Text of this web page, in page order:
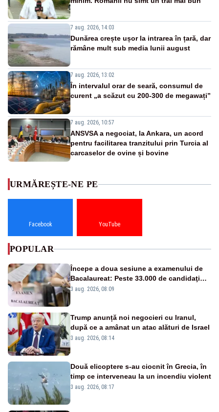
7 aug. 2026, 14:03
Dunărea crește ușor la intrarea în țară, dar
rămâne mult sub media lunii august
7 aug. 2026, 13:02
În intervalul orar de seară, consumul de
curent „a scăzut cu 200-300 de megawați”
7 aug. 2026, 10:57
ANSVSA a negociat, la Ankara, un acord
pentru facilitarea tranzitului prin Turcia al
carcaselor de ovine și bovine
URMĂREȘTE-NE PE
Facebook YouTube
POPULAR
Începe a doua sesiune a examenului de
Bacalaureat: Peste 33.000 de candidaţi
înscrişi
3 aug. 2026, 08:09
Trump anunță noi negocieri cu Iranul,
după ce a amânat un atac alături de Israel
3 aug. 2026, 08:14
Două elicoptere s-au ciocnit în Grecia, în
timp ce interveneau la un incendiu violent
3 aug. 2026, 08:17